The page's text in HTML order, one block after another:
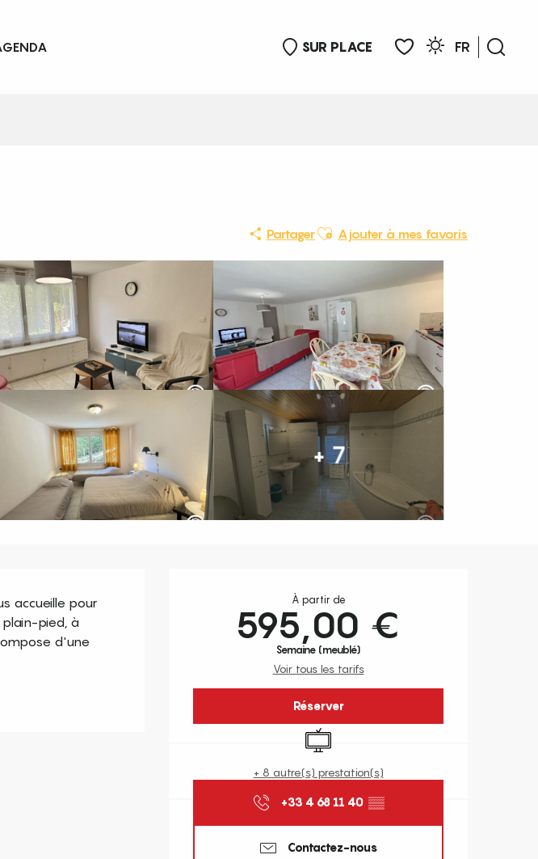
SUR PLACE
FR
PartagerAjouter aux favoris
Ajouter à mes favoris
+ 7
Ouverture et coordonnées
À partir de
595,00 €
Semaine (meublé)
Voir tous les tarifs
Réserver
Télévision
+ 8 autre(s) prestation(s)
+33 4 68 11 40 ▒▒
Contactez-nous
accueille pour
pied, à
d'une